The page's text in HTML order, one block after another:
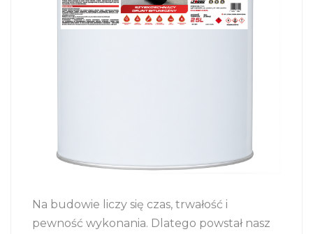
Na budowie liczy się czas, trwałość i
pewność wykonania. Dlatego powstał nasz